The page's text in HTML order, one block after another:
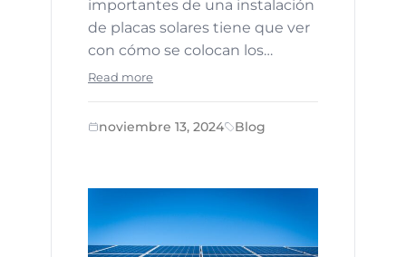
importantes de una instalación
de placas solares tiene que ver
con cómo se colocan los…
Read more
noviembre 13, 2024 Blog